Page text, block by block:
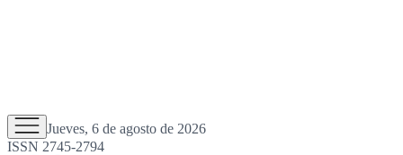
Jueves, 6 de agosto de 2026
ISSN 2745-2794